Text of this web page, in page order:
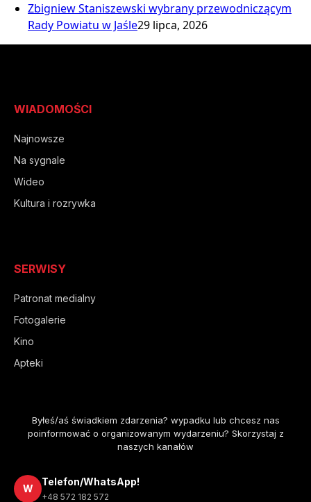
Zbigniew Staniszewski wybrany przewodniczącym
Rady Powiatu w Jaśle29 lipca, 2026
WIADOMOŚCI
Najnowsze
Na sygnale
Wideo
Kultura i rozrywka
SERWISY
Patronat medialny
Fotogalerie
Kino
Apteki
Byłeś/aś świadkiem zdarzenia? wypadku lub chcesz nas
poinformować o organizowanym wydarzeniu? Skorzystaj z
naszych kanałów
W
Telefon/WhatsApp!
+48 572 182 572